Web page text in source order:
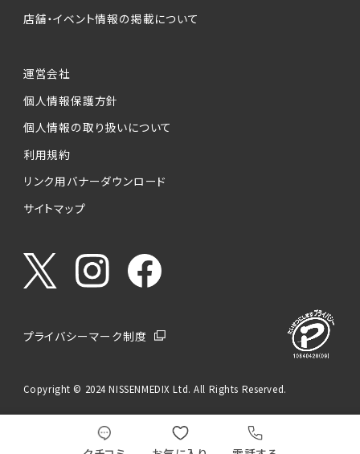
店舗・イベント情報の掲載について
運営会社
個人情報保護方針
個人情報の取り扱いについて
利用規約
リンク用バナーダウンロード
サイトマップ
プライバシーマーク制度
Copyright © 2024 NISSENMEDIX Ltd. All Rights Reserved.